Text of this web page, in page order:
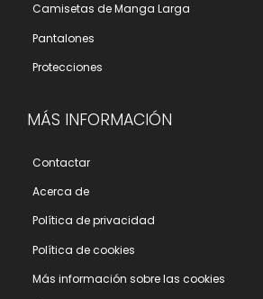
Camisetas de Manga Larga
Pantalones
Protecciones
MÁS INFORMACIÓN
Contactar
Acerca de
Polí­tica de privacidad
Polí­tica de cookies
Más información sobre las cookies